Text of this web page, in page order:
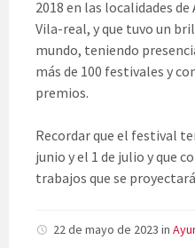
2018 en las localidades
Vila-real, y que tuvo un
mundo, teniendo
más de 100 festivales y
premios.
Recordar que el festival
junio y el 1 de julio y que
trabajos que se
22 de mayo de 2023 in